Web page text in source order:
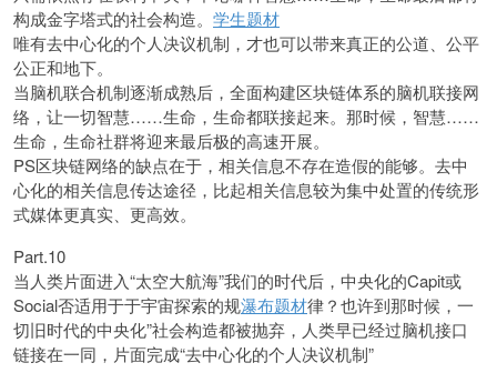
构成金字塔式的社会构造。 学生题材
唯有去中心化的个人决议机制，才也可以带来真正的公道、公平
公正和地下。
当脑机联合机制逐渐成熟后，全面构建区块链体系的脑机联接网
络，让一切智慧……生命，生命都联接起来。那时候，智慧……
生命，生命社群将迎来最后极的高速开展。
PS区块链网络的缺点在于，相关信息不存在造假的能够。去中
心化的相关信息传达途径，比起相关信息较为集中处置的传统形
式媒体更真实、更高效。
Part.10
当人类片面进入“太空大航海”我们的时代后，中央化的Capit或
Social否适用于于宇宙探索的规瀑布题材律？也许到那时候，一
切旧时代的中央化”社会构造都被抛弃，人类早已经过脑机接口
链接在一同，片面完成“去中心化的个人决议机制”